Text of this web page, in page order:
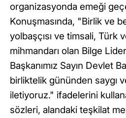
organizasyonda emeği
Konuşmasında, "Birlik ve
yolbaşçısı ve timsali, Türk
mihmandarı olan Bilge
Başkanımız Sayın Devlet
birliktelik gününden saygı
iletiyoruz." ifadelerini
sözleri, alandaki teşkilat